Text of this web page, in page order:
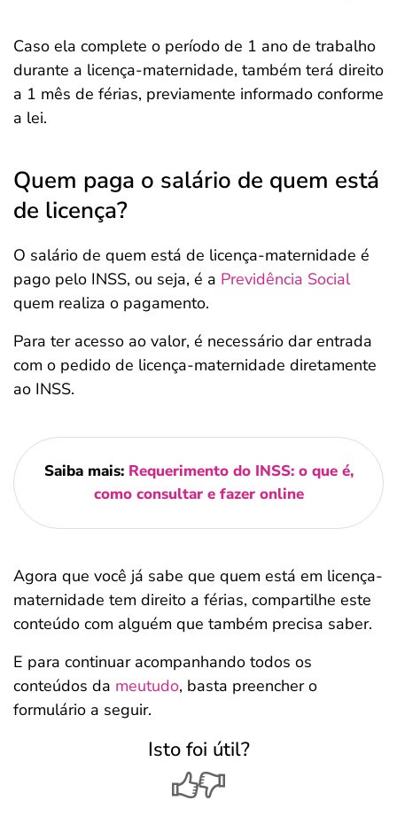
Caso ela complete o período de 1 ano de trabalho
durante a licença-maternidade, também terá direito
a 1 mês de férias, previamente informado conforme
a lei.
Quem paga o salário de quem está
de licença?
O salário de quem está de licença-maternidade é
pago pelo INSS, ou seja, é a Previdência Social
quem realiza o pagamento.
Para ter acesso ao valor, é necessário dar entrada
com o pedido de licença-maternidade diretamente
ao INSS.
Saiba mais:Requerimento do INSS: o que é,
como consultar e fazer online
Agora que você já sabe que quem está em licença-
maternidade tem direito a férias, compartilhe este
conteúdo com alguém que também precisa saber.
E para continuar acompanhando todos os
conteúdos da meutudo, basta preencher o
formulário a seguir.
Isto foi útil?